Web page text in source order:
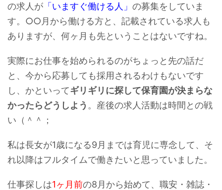
の求人が 「いますぐ働ける人」 の募集をしていま
す。○○月から働ける方と、記載されている求人も
ありますが、何ヶ月も先ということはないですね。
実際にお仕事を始められるのがちょっと先の話だ
と、今から応募しても採用されるわけもないです
し、かといってギリギリに探して保育園が決まらな
かったらどうしよう 。産後の求人活動は時間との戦
い（＾＾；
私は長女が1歳になる9月までは育児に専念して、そ
れ以降はフルタイムで働きたいと思っていました。
仕事探しは1ヶ月前の8月から始めて、職安・雑誌・